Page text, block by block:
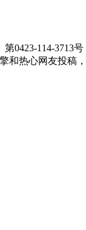
第0423-114-3713
和热心网友投稿